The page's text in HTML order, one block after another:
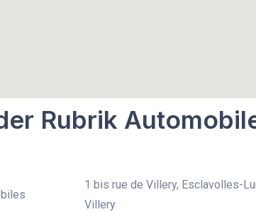
Rubrik
1 bis rue de Villery, Esclavolles-
Villery